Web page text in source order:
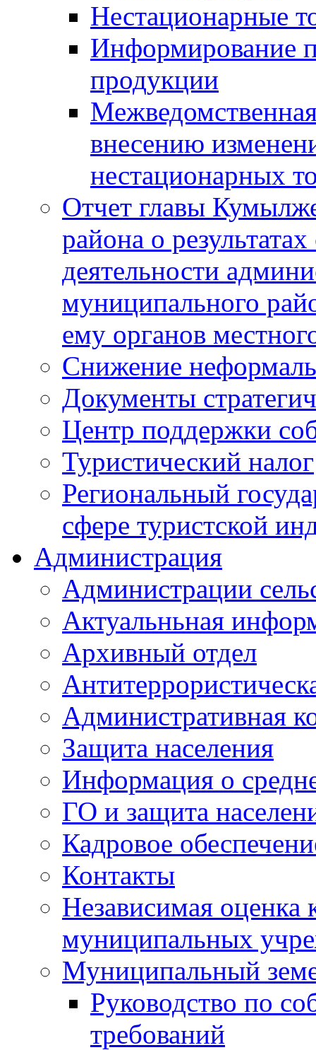
Нестационарные
Информирование
продукции
внесению
нестационарных
Отчет главы
района о
деятельности
муниципального
ему органов
Снижение
Документы
Центр поддержки
Туристический налог
Региональный
сфере туристской
Администрация
Администрации
Актуальньная
Архивный отдел
Административная
Защита населения
Информация о
ГО и защита
Кадровое
Контакты
Независимая оценка
муниципальных
Муниципальный
Руководство по
требований